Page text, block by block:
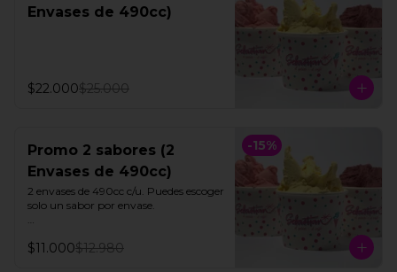
Envases de 490cc)
$22.000$25.000
-15%
Promo 2 sabores (2
Envases de 490cc)
2 envases de 490cc c/u. Puedes escoger
solo un sabor por envase.
"SORBETTO" son aptos para veganos
$11.000$12.980